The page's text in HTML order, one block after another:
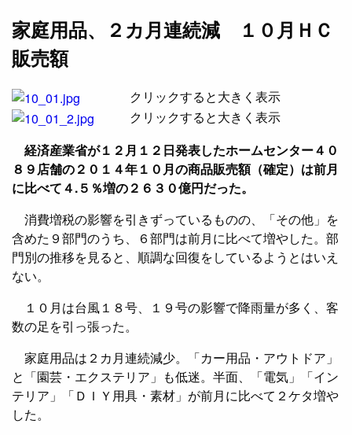
家庭用品、２カ月連続減 １０月ＨＣ
販売額
​クリックすると大きく表示
​クリックすると大きく表示
経済産業省が１２月１２日発表したホームセンター４０
８９店舗の２０１４年１０月の商品販売額（確定）は前月
に比べて４.５％増の２６３０億円だった。
消費増税の影響を引きずっているものの、「その他」を
含めた９部門のうち、６部門は前月に比べて増やした。部
門別の推移を見ると、順調な回復をしているようとはいえ
ない。
１０月は台風１８号、１９号の影響で降雨量が多く、客
数の足を引っ張った。
家庭用品は２カ月連続減少。「カー用品・アウトドア」
と「園芸・エクステリア」も低迷。半面、「電気」「イン
テリア」「ＤＩＹ用具・素材」が前月に比べて２ケタ増や
した。